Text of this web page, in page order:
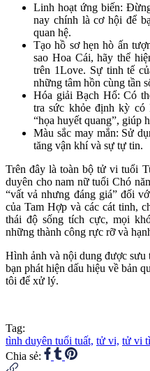
Linh hoạt ứng biến:
nay chính là cơ hội để
quan hệ.
Tạo hồ sơ hẹn hò ấn
sao Hoa Cái, hãy thể
trên 1Love. Sự tinh tế
những tâm hồn cùng tần
Hóa giải Bạch Hổ: Có
tra sức khỏe định kỳ có
“họa huyết quang”, giúp
Màu sắc may mắn: Sử
tăng vận khí và sự tự tin.
Trên đây là toàn bộ tử vi tuổi
duyên cho nam nữ tuổi Chó
“vất vả nhưng đáng giá” đối
của Tam Hợp và các cát tinh,
thái độ sống tích cực, mọi
những thành công rực rỡ và
Hình ảnh và nội dung được
bạn phát hiện dấu hiệu về bản
tôi để xử lý.
Tag:
tình duyên tuổi tuất, tử vi, tử vi
Chia sẻ: